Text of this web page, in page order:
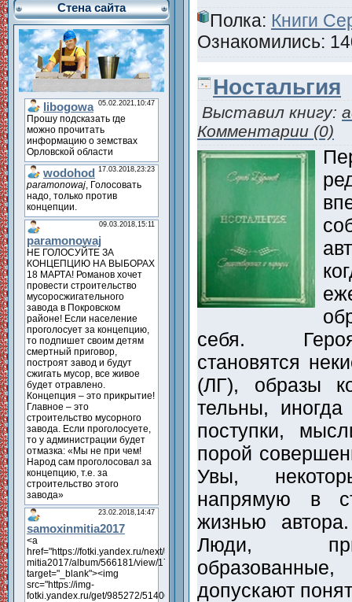
Стена сайта
Полка: Книги
Ознакомились:
Ностальгия
Выставил книгу:
Комментарии (0)
себя.
становятся
(ЛГ), образы
тельны,
поступки,
порой
Увы,
напрямую в
жизнью
Люди,
допускают